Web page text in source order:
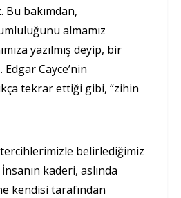
Bu bakımdan,
almamız
yazılmış deyip, bir
Cayce’nin
tekrar ettiği gibi, “zihin
belirlediğimiz
kaderi, aslında
kendisi tarafından